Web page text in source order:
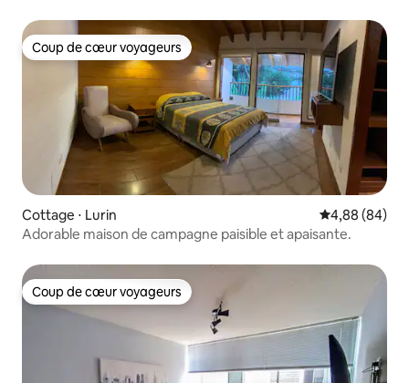
Coup de cœur voyageurs
Coup de cœur voyageurs
Cottage ⋅ Lurin Évaluation
4,88 (84)
Adorable maison de campagne paisible et apaisante.
Coup de cœur voyageurs
Coup de cœur voyageurs